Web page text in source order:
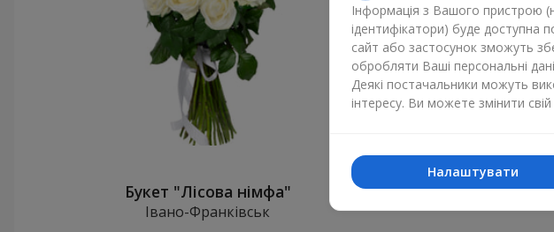
Букет "Лісова німфа"
Івано-Франківськ
Інформація з Вашого пристрою
ідентифікатори) буде доступна
сайт або застосунок зможуть
обробляти Ваші персональні
Деякі постачальники можуть
інтересу. Ви можете змінити
Налаштувати